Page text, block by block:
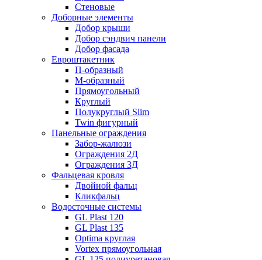
Стеновые
Доборные элементы
Добор крыши
Добор сэндвич панели
Добор фасада
Евроштакетник
П-образный
М-образный
Прямоугольный
Круглый
Полукруглый Slim
Twin фигурный
Панельные ограждения
Забор-жалюзи
Ограждения 2Д
Ограждения 3Д
Фальцевая кровля
Двойной фальц
Кликфальц
Водосточные системы
GL Plast 120
GL Plast 135
Optima круглая
Vortex прямоугольная